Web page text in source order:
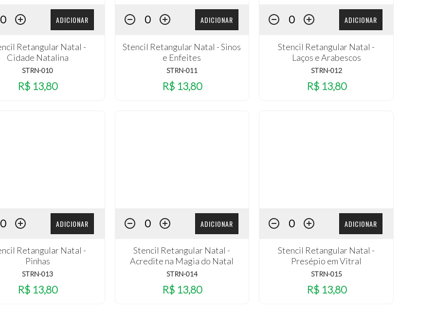
ADICIONAR
Retangular Natal -
Cidade Natalina
STRN-010
R$ 13,80
ADICIONAR
Stencil Retangular Natal - Sinos
e Enfeites
STRN-011
R$ 13,80
ADICIONAR
Stencil Retangular Natal -
Laços e Arabescos
STRN-012
R$ 13,80
ADICIONAR
Retangular Natal -
Pinhas
STRN-013
R$ 13,80
ADICIONAR
Stencil Retangular Natal -
Acredite na Magia do Natal
STRN-014
R$ 13,80
ADICIONAR
Stencil Retangular Natal -
Presépio em Vitral
STRN-015
R$ 13,80